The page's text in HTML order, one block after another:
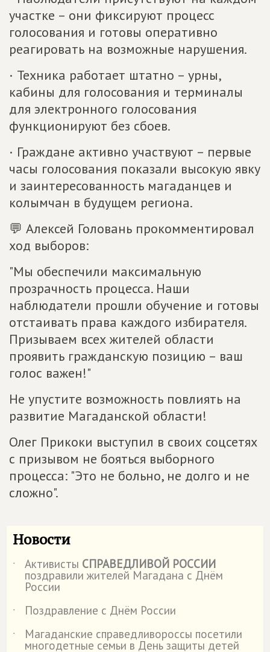
участке – они фиксируют процесс
голосования и готовы оперативно
реагировать на возможные нарушения.
· Техника работает штатно – урны,
кабины для голосования и терминалы
для электронного голосования
функционируют без сбоев.
· Граждане активно участвуют – первые
часы голосования показали высокую явку
и заинтересованность магаданцев и
колымчан в будущем региона.
💬 Алексей Головань прокомментировал
ход выборов:
"Мы обеспечили максимальную
прозрачность процесса. Наши
наблюдатели прошли обучение и готовы
отстаивать права каждого избирателя.
Призываем всех жителей области
проявить гражданскую позицию – ваш
голос важен!"
Не упустите возможность повлиять на
развитие Магаданской области!
Олег Прикоки выступил в своих соцсетях
с призывом не бояться выборного
процесса: "Это не больно, не долго и не
сложно".
Новости
˙ Активисты СПРАВЕДЛИВОЙ РОССИИ
поздравили жителей Магадана с Днём
России
˙
Поздравление с Днём России
˙
Магаданские справедливороссы посетили
многодетные семьи в День защиты детей